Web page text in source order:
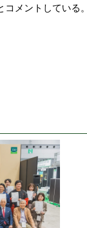
メントしている。